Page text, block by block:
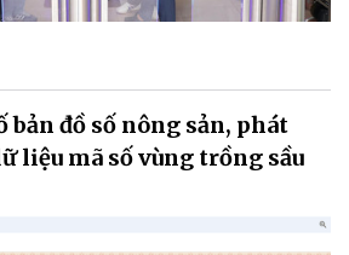
bản đồ số nông sản, phát
liệu mã số vùng trồng sầu